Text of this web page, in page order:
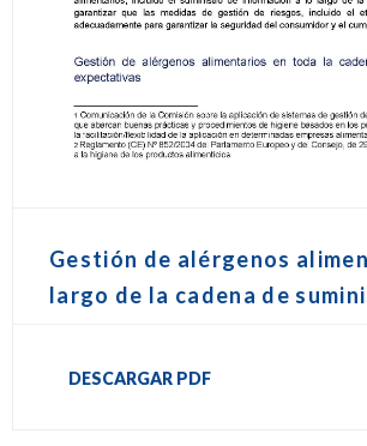
Gestión de alérgenos
largo de la cadena de
DESCARGAR PDF